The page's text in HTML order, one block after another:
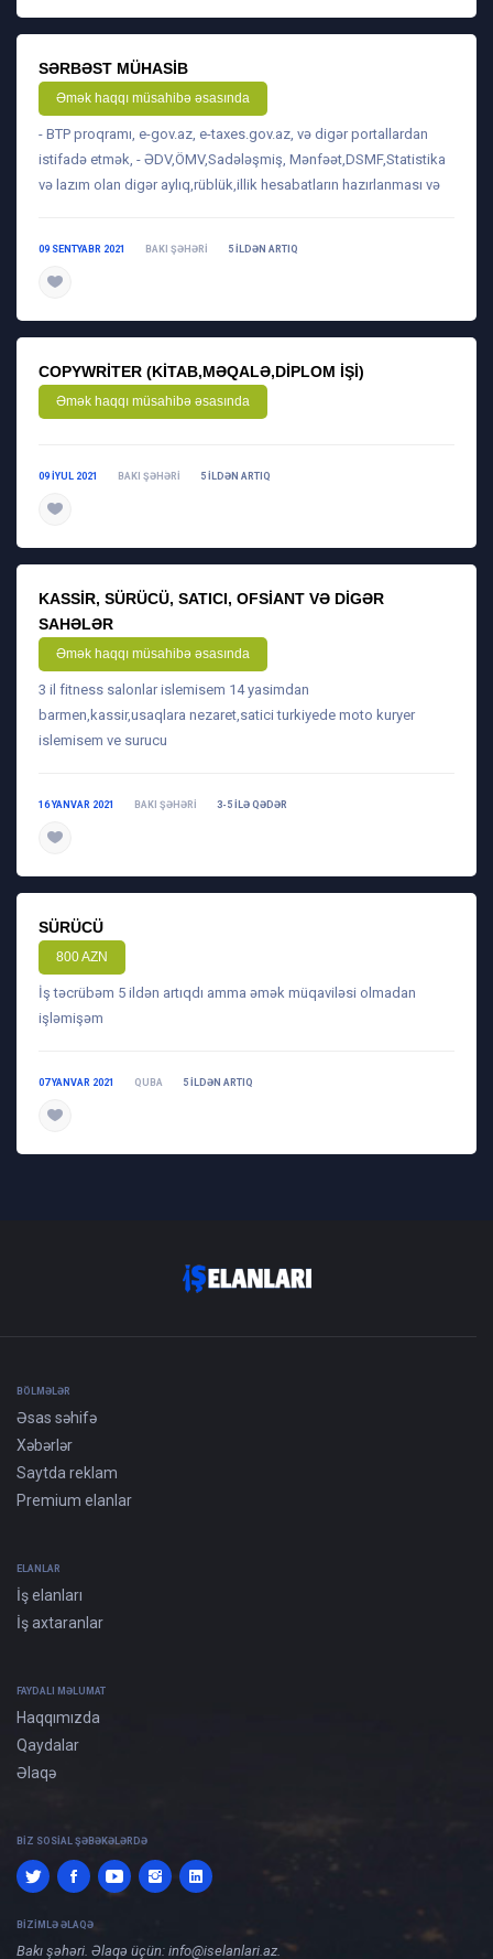
SƏRBƏST MÜHASIB
Əmək haqqı müsahibə əsasında
- BTP proqramı, e-gov.az, e-taxes.gov.az, və digər portallardan
istifadə etmək, - ƏDV,ÖMV,Sadələşmiş, Mənfəət,DSMF,Statistika
və lazım olan digər aylıq,rüblük,illik hesabatların hazırlanması və
09 SENTYABR 2021 BAKI ŞƏHƏRI 5 ILDƏN ARTIQ
COPYWRITER (KITAB,MƏQALƏ,DIPLOM IŞI)
Əmək haqqı müsahibə əsasında
09 IYUL 2021 BAKI ŞƏHƏRI 5 ILDƏN ARTIQ
KASSIR, SÜRÜCÜ, SATICI, OFSIANT VƏ DIGƏR
SAHƏLƏR
Əmək haqqı müsahibə əsasında
3 il fitness salonlar islemisem 14 yasimdan
barmen,kassir,usaqlara nezaret,satici turkiyede moto kuryer
islemisem ve surucu
16 YANVAR 2021 BAKI ŞƏHƏRI 3-5 ILƏ QƏDƏR
SÜRÜCÜ
800 AZN
İş təcrübəm 5 ildən artıqdı amma əmək müqaviləsi olmadan
işləmişəm
07 YANVAR 2021 QUBA 5 ILDƏN ARTIQ
BÖLMƏLƏR
Əsas səhifə
Xəbərlər
Saytda reklam
Premium elanlar
ELANLAR
İş elanları
İş axtaranlar
FAYDALI MƏLUMAT
Haqqımızda
Qaydalar
Əlaqə
BIZ SOSIAL ŞƏBƏKƏLƏRDƏ
BIZIMLƏ ƏLAQƏ
Bakı şəhəri. Əlaqə üçün: info@iselanlari.az.